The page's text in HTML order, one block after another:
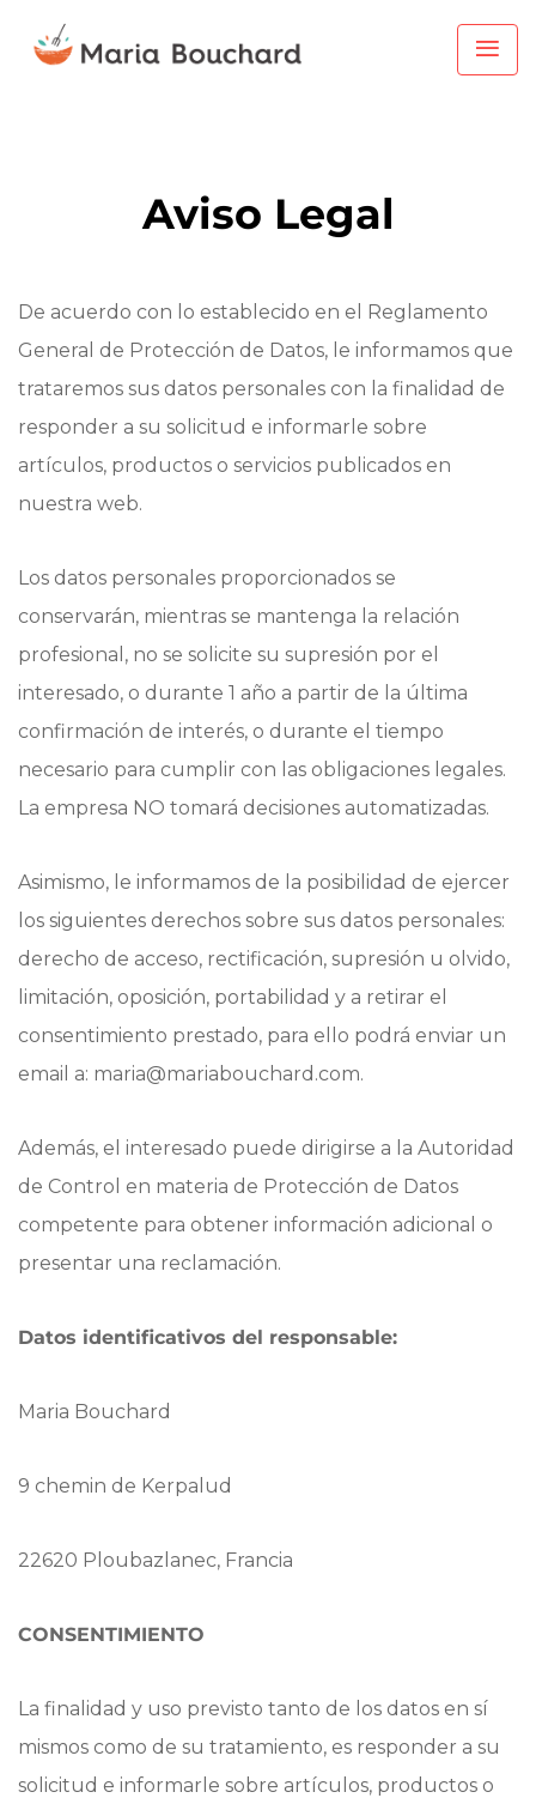
Aviso Legal
De acuerdo con lo establecido en el Reglamento
General de Protección de Datos, le informamos que
trataremos sus datos personales con la finalidad de
responder a su solicitud e informarle sobre
artículos, productos o servicios publicados en
nuestra web.
Los datos personales proporcionados se
conservarán, mientras se mantenga la relación
profesional, no se solicite su supresión por el
interesado, o durante 1 año a partir de la última
confirmación de interés, o durante el tiempo
necesario para cumplir con las obligaciones legales.
La empresa NO tomará decisiones automatizadas.
Asimismo, le informamos de la posibilidad de ejercer
los siguientes derechos sobre sus datos personales:
derecho de acceso, rectificación, supresión u olvido,
limitación, oposición, portabilidad y a retirar el
consentimiento prestado, para ello podrá enviar un
email a: maria@mariabouchard.com.
Además, el interesado puede dirigirse a la Autoridad
de Control en materia de Protección de Datos
competente para obtener información adicional o
presentar una reclamación.
Datos identificativos del responsable:
Maria Bouchard
9 chemin de Kerpalud
22620 Ploubazlanec, Francia
CONSENTIMIENTO
La finalidad y uso previsto tanto de los datos en sí
mismos como de su tratamiento, es responder a su
solicitud e informarle sobre artículos, productos o